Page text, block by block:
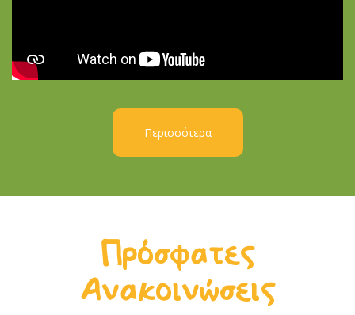
Περισσότερα
Πρόσφατες
Ανακοινώσεις